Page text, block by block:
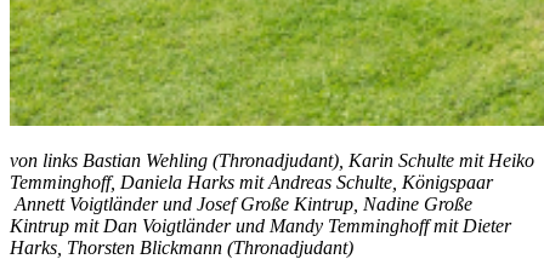
von links Bastian Wehling (Thronadjudant), Karin Schulte mit Heiko
Temminghoff, Daniela Harks mit Andreas Schulte, Königspaar
Annett Voigtländer und Josef Große Kintrup, Nadine Große
Kintrup mit Dan Voigtländer und Mandy Temminghoff mit Dieter
Harks, Thorsten Blickmann (Thronadjudant)